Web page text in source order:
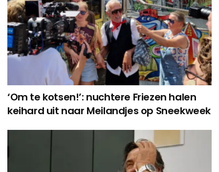
‘Om te kotsen!’: nuchtere Friezen halen
keihard uit naar Meilandjes op Sneekweek